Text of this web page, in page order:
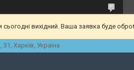
вихідний. Ваша заявка буде
31, Харків, Україна